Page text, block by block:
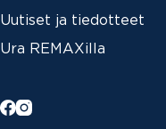
Uutiset ja tiedotteet
Ura REMAXilla